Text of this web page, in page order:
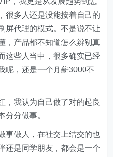
很多人还是没能按着自己的
屏代理的模式。不是说不让
，产品都不知道怎么辨别真
这些人当中，很多确实已经
呢，还是一个月薪3000不
，我认为自己做了对的起良
分分做事。
事做人，在社交上结交的也
还是同学朋友，都会是一个